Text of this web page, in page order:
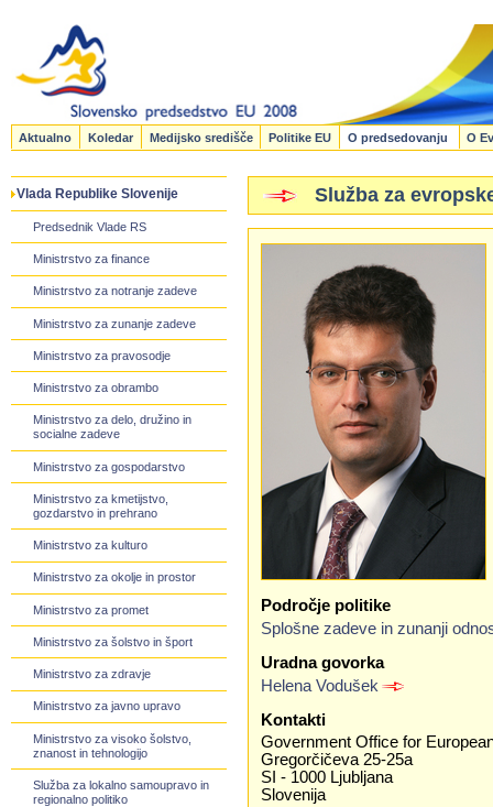
Aktualno Koledar Medijsko središče Politike EU O predsedovanju O
Vlada Republike Slovenije
Predsednik Vlade RS
Ministrstvo za finance
Ministrstvo za notranje zadeve
Ministrstvo za zunanje zadeve
Ministrstvo za pravosodje
Ministrstvo za obrambo
Ministrstvo za delo, družino in
socialne zadeve
Ministrstvo za gospodarstvo
Ministrstvo za kmetijstvo,
gozdarstvo in prehrano
Ministrstvo za kulturo
Ministrstvo za okolje in prostor
Ministrstvo za promet
Ministrstvo za šolstvo in šport
Ministrstvo za zdravje
Ministrstvo za javno upravo
Ministrstvo za visoko šolstvo,
znanost in tehnologijo
Služba za lokalno samoupravo in
regionalno politiko
Služba za
Področje politike
Splošne zadeve in zunanji
Uradna govorka
Helena Vodušek
Kontakti
Government Office for
Gregorčičeva 25-25a
SI - 1000 Ljubljana
Slovenija